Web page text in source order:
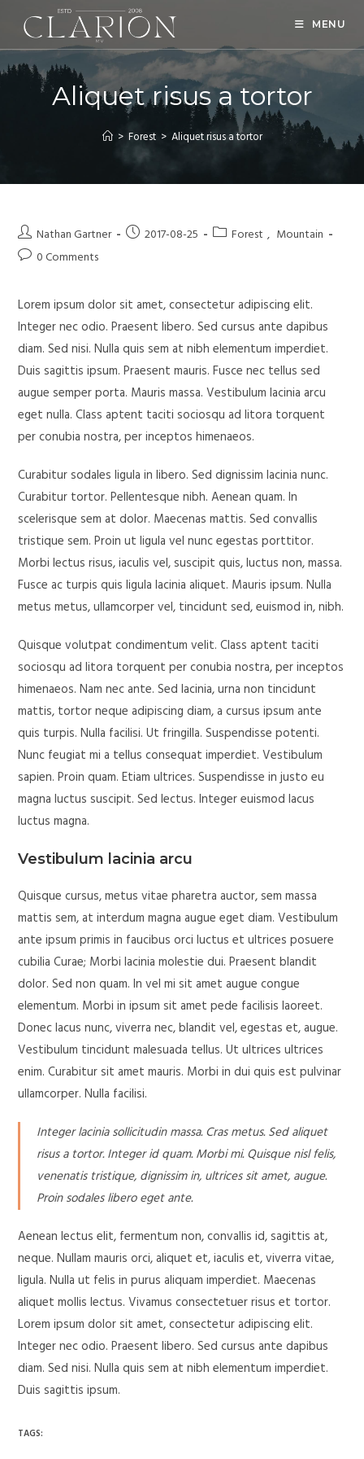
MENU
Aliquet risus a tortor
> Forest > Aliquet risus a tortor
Nathan Gartner 2017-08-25 Forest , Mountain
0 Comments
Lorem ipsum dolor sit amet, consectetur adipiscing elit.
Integer nec odio. Praesent libero. Sed cursus ante dapibus
diam. Sed nisi. Nulla quis sem at nibh elementum imperdiet.
Duis sagittis ipsum. Praesent mauris. Fusce nec tellus sed
augue semper porta. Mauris massa. Vestibulum lacinia arcu
eget nulla. Class aptent taciti sociosqu ad litora torquent
per conubia nostra, per inceptos himenaeos.
Curabitur sodales ligula in libero. Sed dignissim lacinia nunc.
Curabitur tortor. Pellentesque nibh. Aenean quam. In
scelerisque sem at dolor. Maecenas mattis. Sed convallis
tristique sem. Proin ut ligula vel nunc egestas porttitor.
Morbi lectus risus, iaculis vel, suscipit quis, luctus non, massa.
Fusce ac turpis quis ligula lacinia aliquet. Mauris ipsum. Nulla
metus metus, ullamcorper vel, tincidunt sed, euismod in, nibh.
Quisque volutpat condimentum velit. Class aptent taciti
sociosqu ad litora torquent per conubia nostra, per inceptos
himenaeos. Nam nec ante. Sed lacinia, urna non tincidunt
mattis, tortor neque adipiscing diam, a cursus ipsum ante
quis turpis. Nulla facilisi. Ut fringilla. Suspendisse potenti.
Nunc feugiat mi a tellus consequat imperdiet. Vestibulum
sapien. Proin quam. Etiam ultrices. Suspendisse in justo eu
magna luctus suscipit. Sed lectus. Integer euismod lacus
luctus magna.
Vestibulum lacinia arcu
Quisque cursus, metus vitae pharetra auctor, sem massa
mattis sem, at interdum magna augue eget diam. Vestibulum
ante ipsum primis in faucibus orci luctus et ultrices posuere
cubilia Curae; Morbi lacinia molestie dui. Praesent blandit
dolor. Sed non quam. In vel mi sit amet augue congue
elementum. Morbi in ipsum sit amet pede facilisis laoreet.
Donec lacus nunc, viverra nec, blandit vel, egestas et, augue.
Vestibulum tincidunt malesuada tellus. Ut ultrices ultrices
enim. Curabitur sit amet mauris. Morbi in dui quis est pulvinar
ullamcorper. Nulla facilisi.
Integer lacinia sollicitudin massa. Cras metus. Sed aliquet
risus a tortor. Integer id quam. Morbi mi. Quisque nisl felis,
venenatis tristique, dignissim in, ultrices sit amet, augue.
Proin sodales libero eget ante.
Aenean lectus elit, fermentum non, convallis id, sagittis at,
neque. Nullam mauris orci, aliquet et, iaculis et, viverra vitae,
ligula. Nulla ut felis in purus aliquam imperdiet. Maecenas
aliquet mollis lectus. Vivamus consectetuer risus et tortor.
Lorem ipsum dolor sit amet, consectetur adipiscing elit.
Integer nec odio. Praesent libero. Sed cursus ante dapibus
diam. Sed nisi. Nulla quis sem at nibh elementum imperdiet.
Duis sagittis ipsum.
TAGS: